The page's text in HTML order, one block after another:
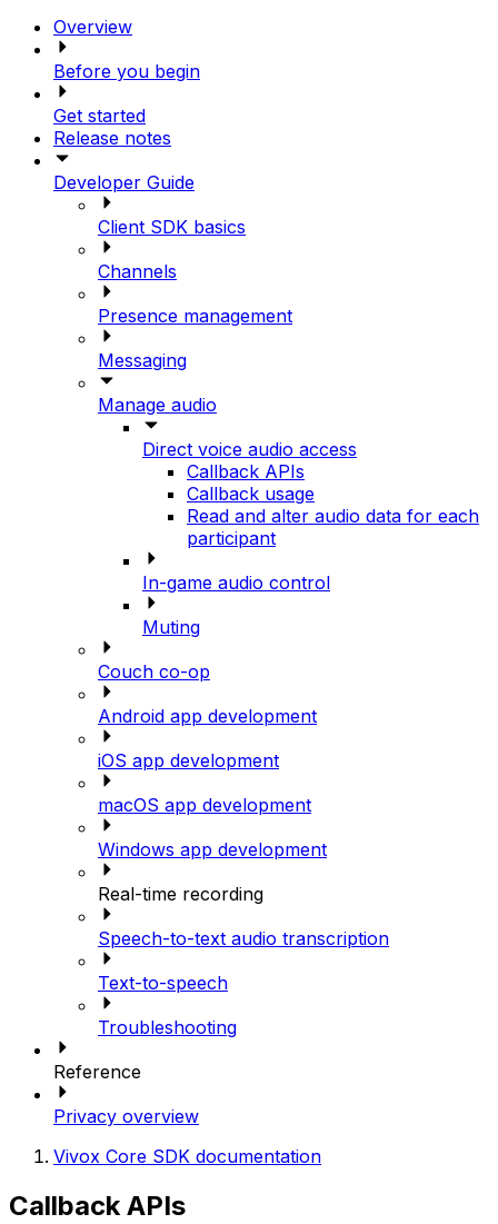
Overview
Before you begin
Get started
Release notes
Developer Guide
Client SDK basics
Channels
Presence management
Messaging
Manage audio
Direct voice audio access
Callback APIs
Callback usage
Read and alter audio data for each
participant
In-game audio control
Muting
Couch co-op
Android app development
iOS app development
macOS app development
Windows app development
Real-time recording
Speech-to-text audio transcription
Text-to-speech
Troubleshooting
Reference
Privacy overview
Vivox Core SDK documentation
Callback APIs